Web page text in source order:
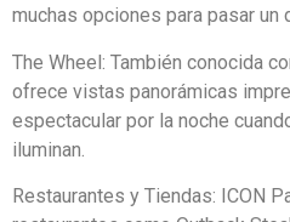
muchas opciones para pasar un
The Wheel: También conocida
ofrece vistas panorámicas
espectacular por la noche
iluminan.
Restaurantes y Tiendas: ICON